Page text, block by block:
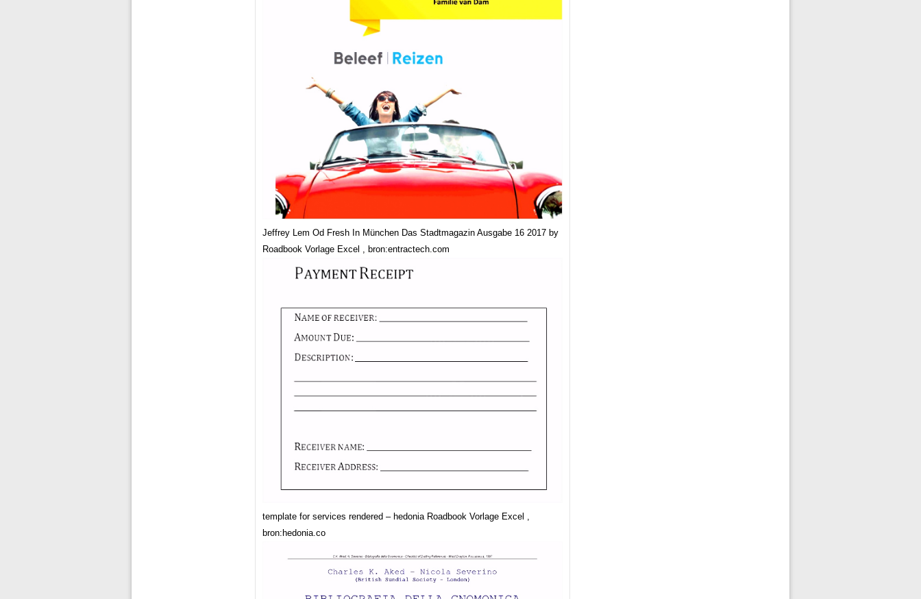
Jeffrey Lem Od Fresh In München Das Stadtmagazin Ausgabe 16 2017 by
Roadbook Vorlage Excel , bron:entractech.com
template for services rendered – hedonia Roadbook Vorlage Excel ,
bron:hedonia.co